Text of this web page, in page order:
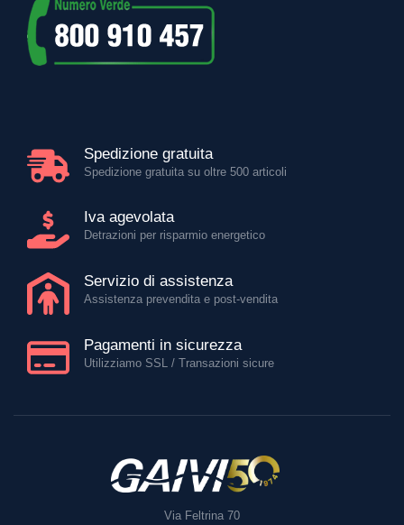
Spedizione gratuita
Spedizione gratuita su oltre 500 articoli
Iva agevolata
Detrazioni per risparmio energetico
Servizio di assistenza
Assistenza prevendita e post-vendita
Pagamenti in sicurezza
Utilizziamo SSL / Transazioni sicure
Via Feltrina 70